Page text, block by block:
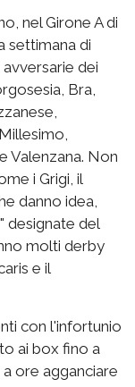
nel Girone A di
settimana di
dei
Bra,
Valenzana. Non
i Grigi, il
danno idea,
designate del
molti derby
e il
con l'infortunio
ai box fino a
ore agganciare